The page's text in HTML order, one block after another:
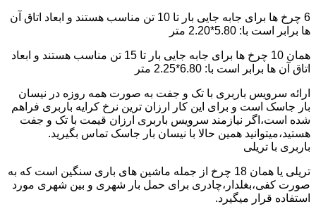
6 چرخ ها برای جابه جایی بار تا 10 تن مناسب هستند و ابعاد اتاق آن
ها برابر است با: 5.80*2.20 متر
همان 10 چرخ ها برای جابه جایی بار تا 15 تن مناسب هستند و ابعاد
اتاق آن ها برابر است با: 6.80*2.25 متر
ارائه سرویس باربری با تک و جفت به صورت همه روزه در نیسان
بار جاسک است و برای این کار ارزان ترین نرخ کرایه باربری فراهم
شده است،اگر نیازمند سرویس باربری ارزان قیمت با تک و جفت
هستید،میتوانید همین حالا با نیسان بار جاسک تماس بگیرید.
باربری با تریلی
تریلی یا همان 18 چرخ از جمله ماشین های باری سنگین است که به
صورت کفی،بغلدار،چادری برای حمل بار شهری و بین شهری مورد
استفاده قرار میگیرد.